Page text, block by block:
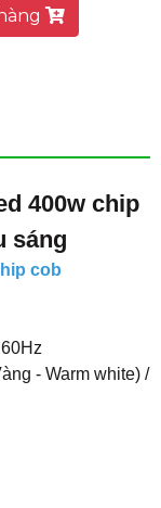
400w chip
sáng
cob
- Warm white) /